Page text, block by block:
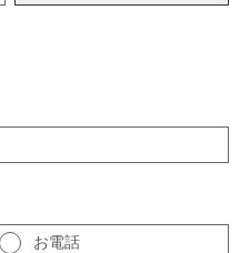
お電話